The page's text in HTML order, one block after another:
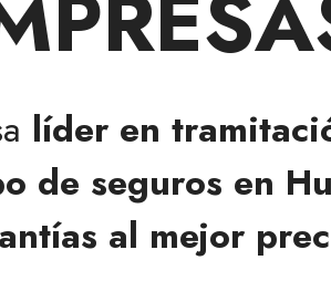
líder en
de seguros en
al mejor